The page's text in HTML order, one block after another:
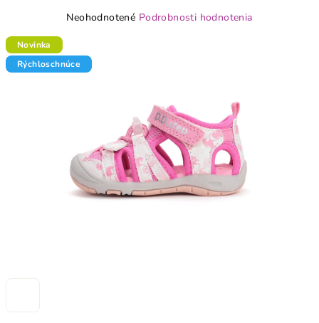
Priemerné
je
0,0
Neohodnotené Podrobnosti hodnotenia
Novinka
Rýchloschnúce